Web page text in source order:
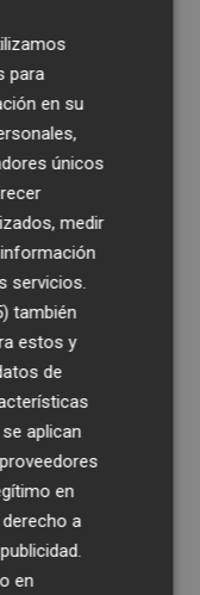
para
en su
únicos
medir
servicios.
también
estos y
de
aplican
en
a
en